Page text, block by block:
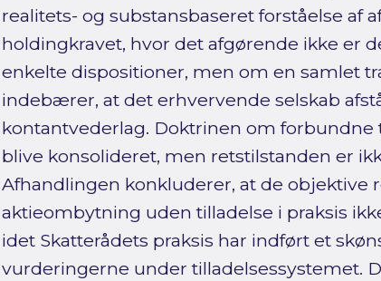
realitets- og substansbaseret forståelse af
holdingkravet, hvor det afgørende ikke er
enkelte dispositioner, men om en samlet
indebærer, at det erhvervende selskab
kontantvederlag. Doktrinen om forbundne
blive konsolideret, men retstilstanden er
Afhandlingen konkluderer, at de objektive
aktieombytning uden tilladelse i praksis
idet Skatterådets praksis har indført et
vurderingerne under tilladelsessystemet.